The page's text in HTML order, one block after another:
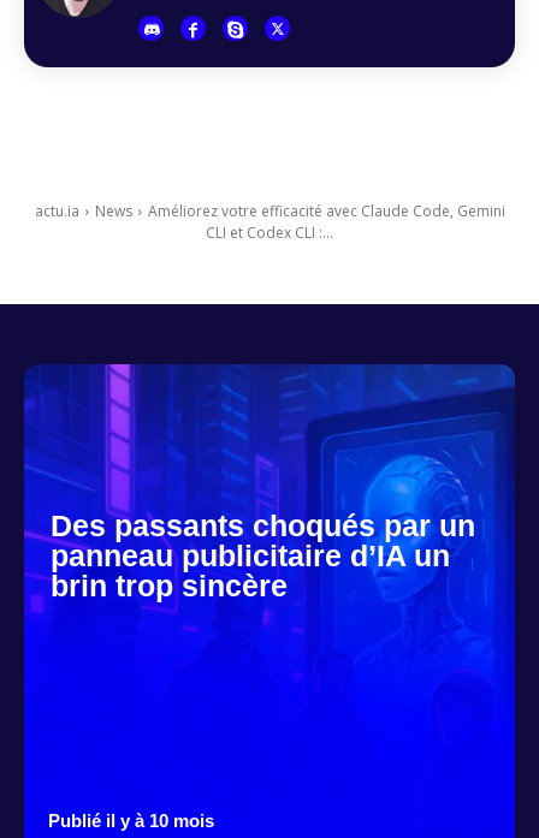
actu.ia News
Améliorez votre efficacité avec Claude Code, Gemini
CLI et Codex CLI :...
Des passants choqués par un
panneau publicitaire d’IA un
brin trop sincère
Publié il y à 10 mois